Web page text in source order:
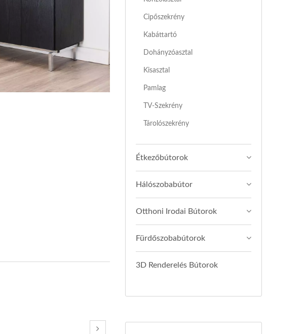
Cipőszekrény
Kabáttartó
Dohányzóasztal
Kisasztal
Pamlag
TV-Szekrény
Tárolószekrény
Étkezőbútorok
Hálószobabútor
Otthoni Irodai Bútorok
Fürdőszobabútorok
3D Renderelés Bútorok